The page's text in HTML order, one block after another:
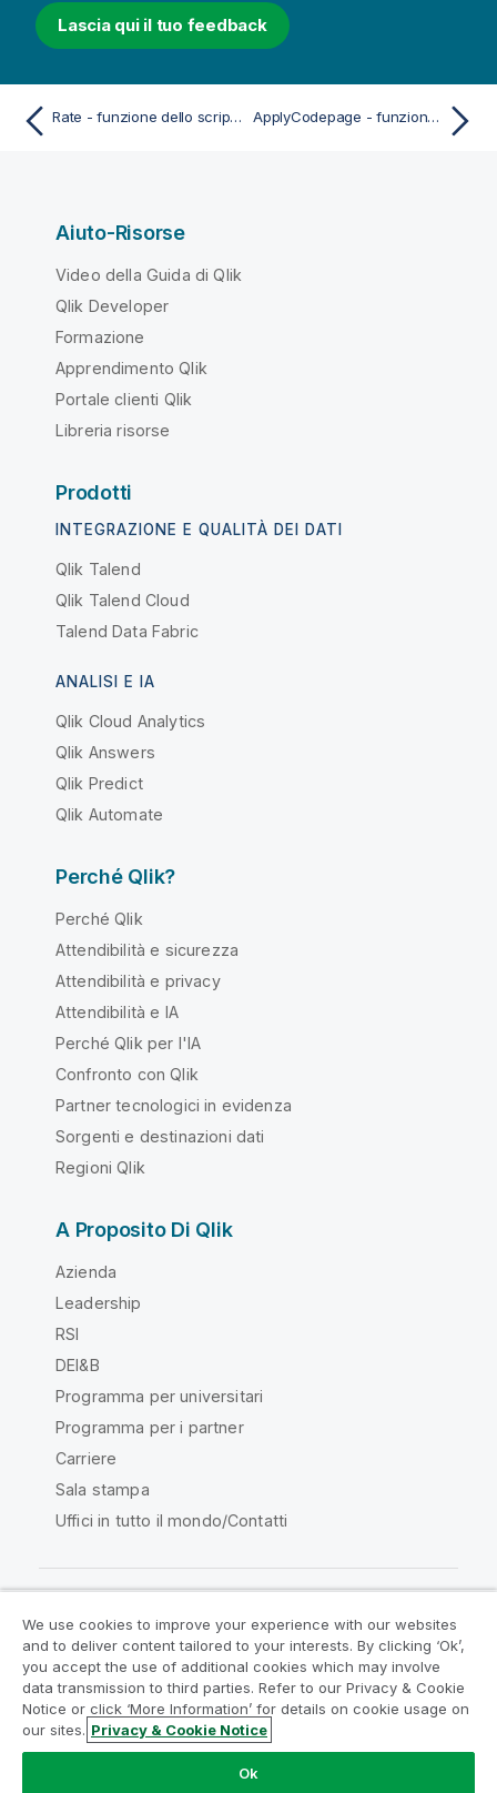
Lascia qui il tuo feedback
Rate - funzione dello script e del grafico ApplyCodepage - funzione dello script e del grafico
Aiuto-Risorse
Video della Guida di Qlik
Qlik Developer
Formazione
Apprendimento Qlik
Portale clienti Qlik
Libreria risorse
Prodotti
INTEGRAZIONE E QUALITÀ DEI DATI
Qlik Talend
Qlik Talend Cloud
Talend Data Fabric
ANALISI E IA
Qlik Cloud Analytics
Qlik Answers
Qlik Predict
Qlik Automate
Perché Qlik?
Perché Qlik
Attendibilità e sicurezza
Attendibilità e privacy
Attendibilità e IA
Perché Qlik per l'IA
Confronto con Qlik
Partner tecnologici in evidenza
Sorgenti e destinazioni dati
Regioni Qlik
A Proposito Di Qlik
Azienda
Leadership
RSI
DEI&B
Programma per universitari
Programma per i partner
Carriere
Sala stampa
Uffici in tutto il mondo/Contatti
Qlik Community
Contratti
Termini del prodotto
Legal Policies
Note Legali
Termini di utilizzo
Marchi
Do Not Share My Info
Copyright © 1993-2026 QlikTech International AB. Tutti i
We use cookies to improve your experience with our websites
and to deliver content tailored to your interests. By clicking ‘Ok’,
you accept the use of additional cookies which may involve
data transmission to third parties. Refer to our Privacy & Cookie
Notice or click ‘More Information’ for details on cookie usage on
our sites. Privacy & Cookie Notice
Ok